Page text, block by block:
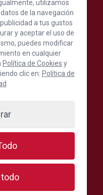
35003 Las Palmas de
utilizamos
de la navegación
a tus gustos
y aceptar el uso de
puedes modificar
en cualquier
Política de Cookies y
clic en: Política de